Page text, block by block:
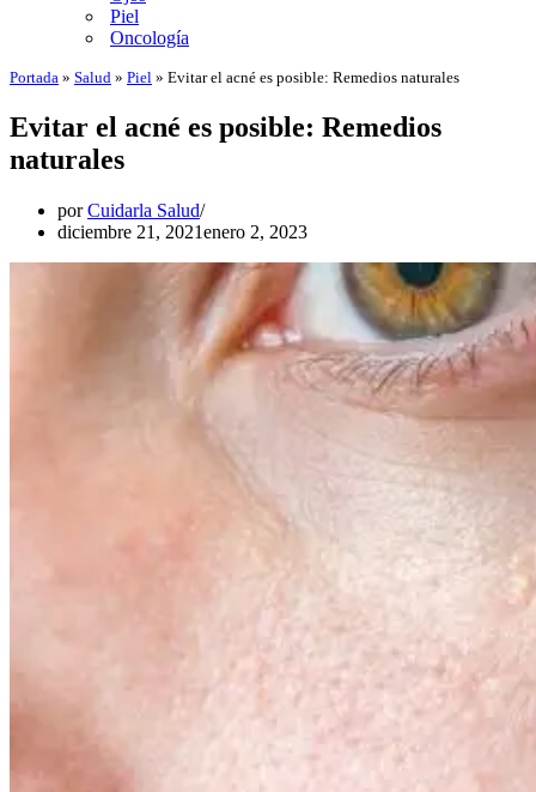
Piel
Oncología
Portada » Salud » Piel » Evitar el acné es posible: Remedios naturales
Evitar el acné es posible: Remedios
naturales
porCuidarla Salud
diciembre 21, 2021enero 2, 2023